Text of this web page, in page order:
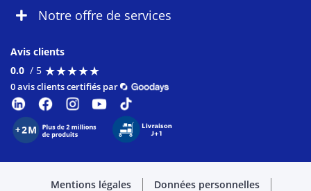
Notre offre de services
Avis clients
0.0 / 5 ★★★★★
★★★★★
0 avis clients certifiés par
Mentions légales Données personnelles